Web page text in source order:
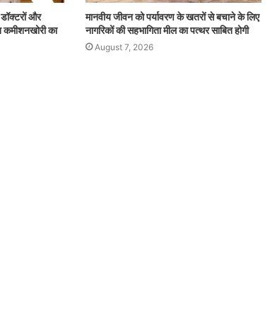
और
कमीशनखोरी का
मानवीय जीवन को पर्यावरण के खतरों से बचाने के लिए
नागरिकों की सहभागिता मील का पत्थर साबित होगी
August 7, 2026
है
संग्रहालय
में
August 7, 2026